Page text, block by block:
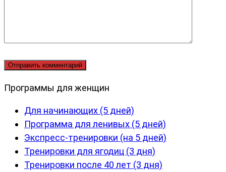
Программы для женщин
Для начинающих (5 дней)
Программа для ленивых (5 дней)
Экспресс-тренировки (на 5 дней)
Тренировки для ягодиц (3 дня)
Тренировки после 40 лет (3 дня)